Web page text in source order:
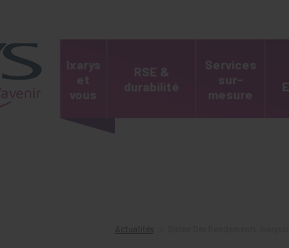
Ixarys
et
vous
RSE &
durabilité
Services
sur-
mesure
Actualités